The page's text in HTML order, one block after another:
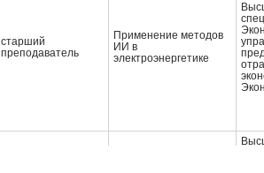
старший
преподаватель
Применение методов
ИИ в
электроэнергетике